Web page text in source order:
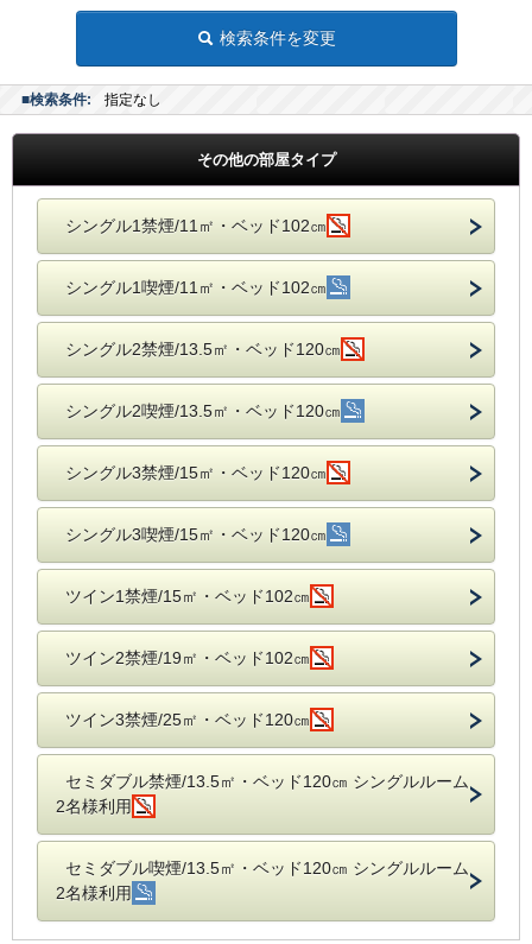
検索条件を変更
■検索条件: 指定なし
その他の部屋タイプ
シングル1禁煙/11㎡・ベッド102㎝
シングル1喫煙/11㎡・ベッド102㎝
シングル2禁煙/13.5㎡・ベッド120㎝
シングル2喫煙/13.5㎡・ベッド120㎝
シングル3禁煙/15㎡・ベッド120㎝
シングル3喫煙/15㎡・ベッド120㎝
ツイン1禁煙/15㎡・ベッド102㎝
ツイン2禁煙/19㎡・ベッド102㎝
ツイン3禁煙/25㎡・ベッド120㎝
セミダブル禁煙/13.5㎡・ベッド120㎝ シングルルーム
2名様利用
セミダブル喫煙/13.5㎡・ベッド120㎝ シングルルーム
2名様利用